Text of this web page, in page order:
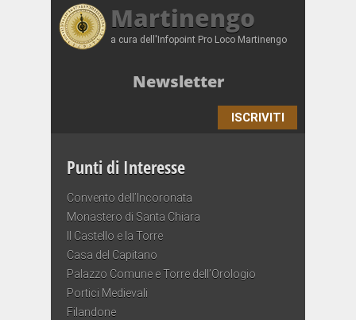
Martinengo
a cura dell'Infopoint Pro Loco Martinengo
Newsletter
ISCRIVITI
Punti di Interesse
Convento dell’Incoronata
Monastero di Santa Chiara
Il Castello e la Torre
Casa del Capitano
Palazzo Comune e Torre dell’Orologio
Portici Medievali
Filandone